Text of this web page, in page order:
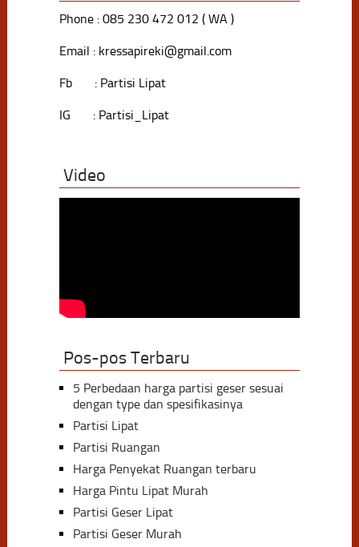
Phone : 085 230 472 012 ( WA )
Email : kressapireki@gmail.com
Fb : Partisi Lipat
IG : Partisi_Lipat
Video
Pos-pos Terbaru
5 Perbedaan harga partisi geser sesuai
dengan type dan spesifikasinya
Partisi Lipat
Partisi Ruangan
Harga Penyekat Ruangan terbaru
Harga Pintu Lipat Murah
Partisi Geser Lipat
Partisi Geser Murah